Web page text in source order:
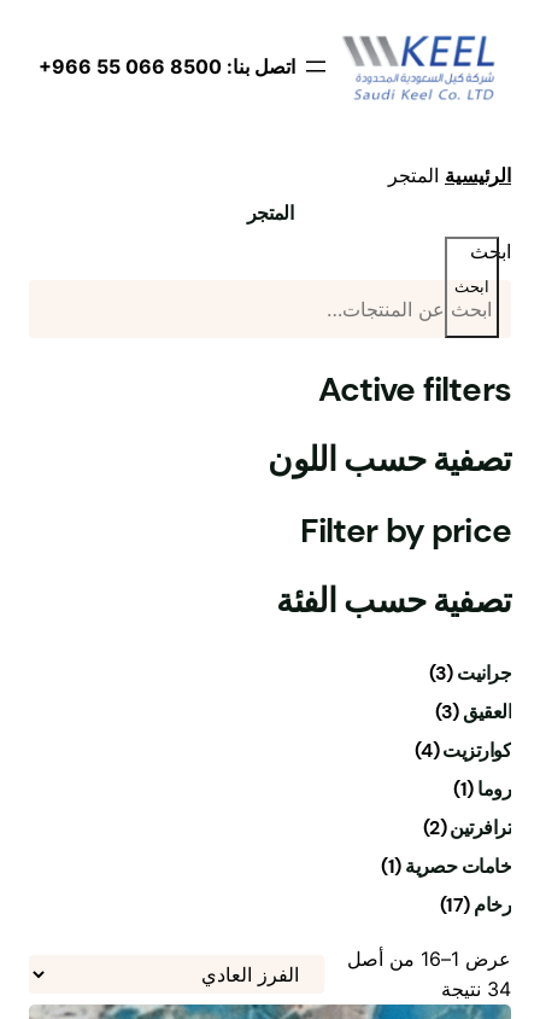
اتصل بنا: ‪+966 55 066 8500‬
الرئيسية المتجر
المتجر
ابحث
ابحث
Active filters
تصفية حسب اللون
Filter by price
تصفية حسب الفئة
جرانيت(3)
العقيق(3)
كوارتزيت(4)
روما(1)
ترافرتين(2)
خامات حصرية(1)
رخام(17)
عرض 1–16 من أصل
34 نتيجة